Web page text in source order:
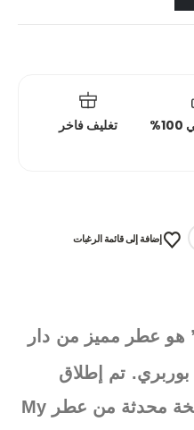
تغليف فاخر
إضافة إلى قائمة الرغبات
هو عطر مميز من دار
بوربري. تم إطلاق
العطر في عام 2017 كنسخة محدثة من عطر My